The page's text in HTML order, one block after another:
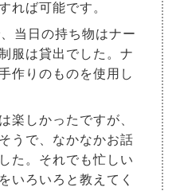
れば可能です。
当日の持ち物はナー
服は貸出でした。ナ
作りのものを使用し
楽しかったですが、
うで、なかなかお話
た。それでも忙しい
いろいろと教えてく